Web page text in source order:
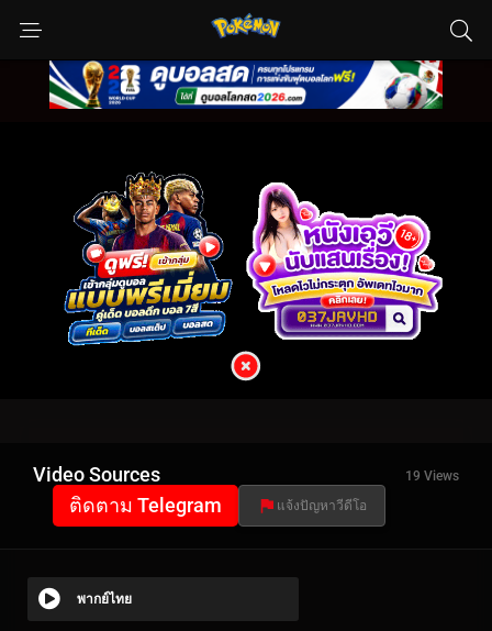
Video Sources 19 Views
ติดตาม Telegram แจ้งปัญหาวีดีโอ
พากย์ไทย